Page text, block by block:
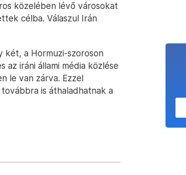
közelében lévő városokat
célba. Válaszul Irán
két, a Hormuzi-szoroson
iráni állami média közlése
le van zárva. Ezzel
is áthaladhatnak a